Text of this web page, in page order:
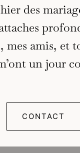
des
mes amis, et
un jour
CONTACT